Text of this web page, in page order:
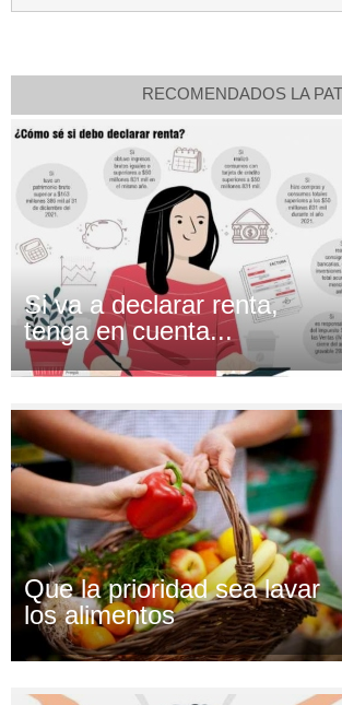
RECOMENDADOS LA
Si va a declarar renta,
tenga en cuenta...
Que la prioridad sea lavar
los alimentos